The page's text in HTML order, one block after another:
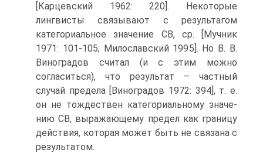
[Карцевский 1962: 220]. Некоторые
лингвисты связывают с результагом
категориальное значение СВ, ср. [Мучник
1971: 101-105; Милославский 1995]. Но В. В.
Виноградов считал (и с этим можно
согласиться), что результат – частный
случай пре­дела [Виноградов 1972: 394], т. е.
он не тождествен категориальному значе­
нию СВ, выражающему предел как границу
действия, которая может быть не связана с
результатом.